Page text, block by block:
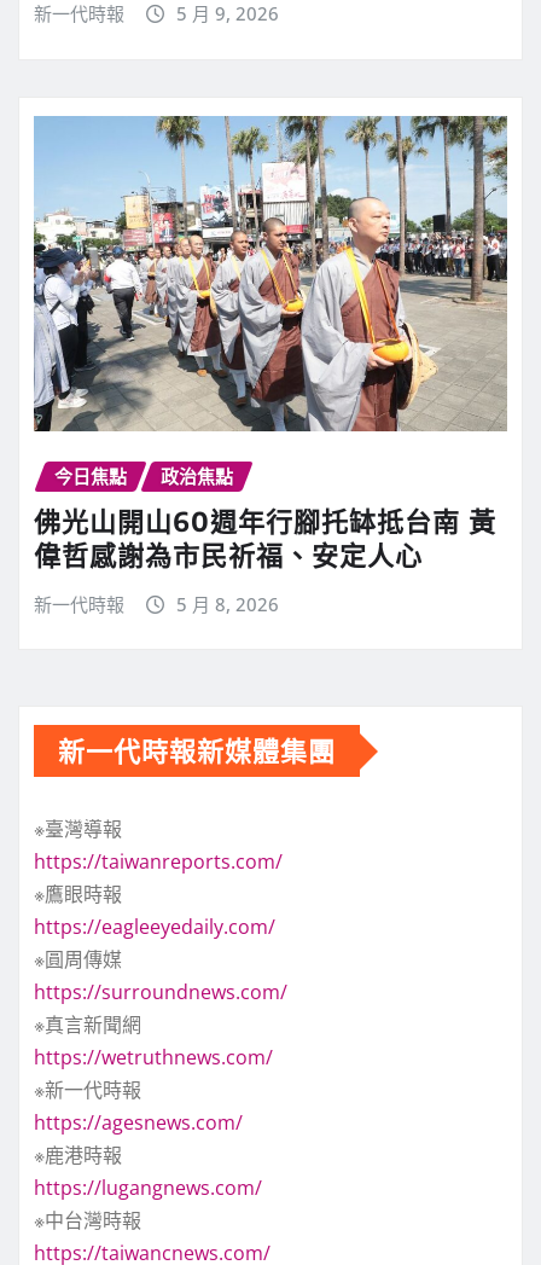
新一代時報 5 月 9, 2026
今日焦點 政治焦點
佛光山開山60週年行腳托缽抵台南 黃
偉哲感謝為市民祈福、安定人心
新一代時報 5 月 8, 2026
新一代時報新媒體集團
※臺灣導報
https://taiwanreports.com/
※鷹眼時報
https://eagleeyedaily.com/
※圓周傳媒
https://surroundnews.com/
※真言新聞網
https://wetruthnews.com/
※新一代時報
https://agesnews.com/
※鹿港時報
https://lugangnews.com/
※中台灣時報
https://taiwancnews.com/